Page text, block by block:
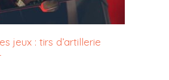
jeux : tirs d’artillerie